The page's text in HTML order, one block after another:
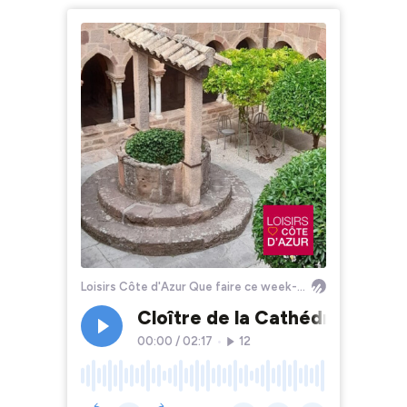
Loisirs Côte d'Azur Que faire ce week-end ?
Cloître de la Cathédrale -
00:00 / 02:17 12